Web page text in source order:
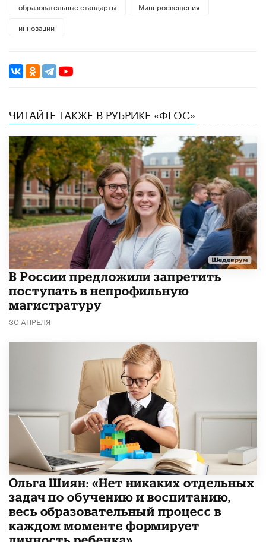
образовательные стандарты
Минпросвещения
инновации
ЧИТАЙТЕ ТАКЖЕ В РУБРИКЕ «ФГОС»
В России предложили запретить
поступать в непрофильную
магистратуру
30 АПРЕЛЯ
Ольга Шиян: «Нет никаких отдельных
задач по обучению и воспитанию,
весь образовательный процесс в
каждом моменте формирует